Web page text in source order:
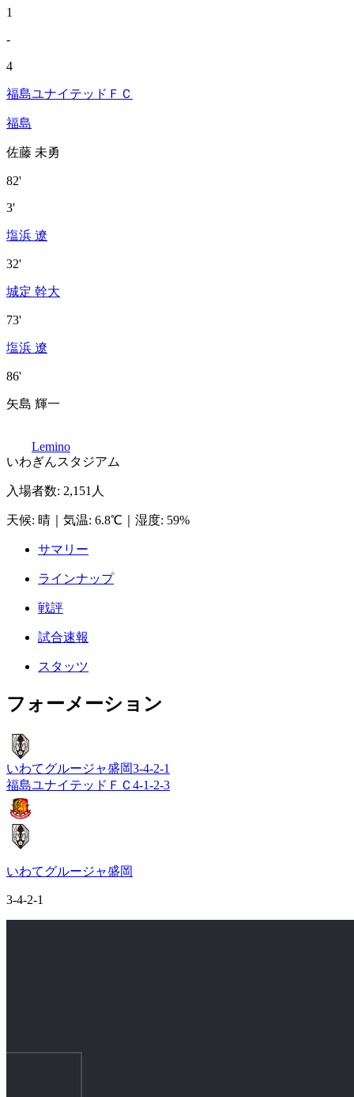
1
-
4
福島ユナイテッドＦＣ
福島
佐藤 未勇
82'
3'
塩浜 遼
32'
城定 幹大
73'
塩浜 遼
86'
矢島 輝一
Lemino
いわぎんスタジアム
入場者数: 2,151人
天候: 晴 気温: 6.8℃ 湿度: 59%
サマリー
ラインナップ
戦評
試合速報
スタッツ
フォーメーション
いわてグルージャ盛岡3-4-2-1
福島ユナイテッドＦＣ 4-1-2-3
いわてグルージャ盛岡
3-4-2-1